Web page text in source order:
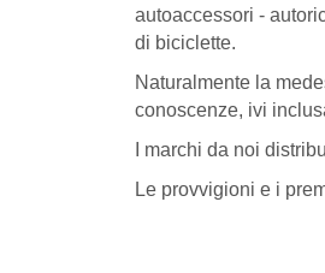
autoaccessori -
di biciclette.
Naturalmente la
conoscenze, ivi
I marchi da noi
Le provvigioni e i